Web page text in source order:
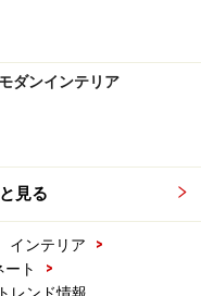
ダンインテリア
見る
インテリア
>
ト
>